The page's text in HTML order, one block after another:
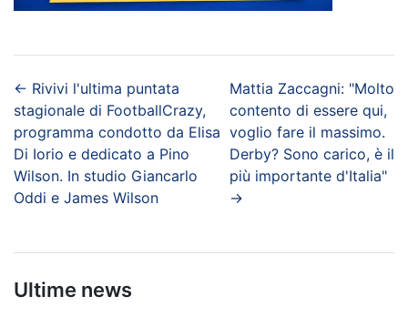
← Rivivi l'ultima puntata
stagionale di FootballCrazy,
programma condotto da Elisa
Di Iorio e dedicato a Pino
Wilson. In studio Giancarlo
Oddi e James Wilson
Mattia Zaccagni: "Molto
contento di essere qui,
voglio fare il massimo.
Derby? Sono carico, è il
più importante d'Italia"
→
Ultime news